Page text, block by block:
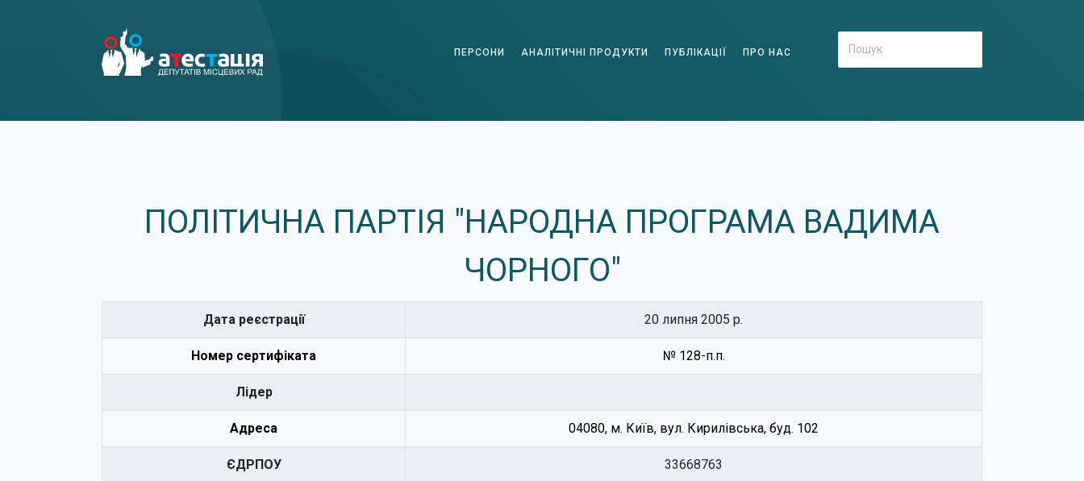
ПЕРСОНИ АНАЛІТИЧНІ ПРОДУКТИ ПУБЛІКАЦІЇ ПРО НАС
ПОЛІТИЧНА ПАРТІЯ "НАРОДНА ПРОГРАМА ВАДИМА
ЧОРНОГО"
Дата реєстрації 20 липня 2005 р.
Номер сертифіката № 128-п.п.
Лідер
Адреса 04080, м. Київ, вул. Кирилівська, буд. 102
ЄДРПОУ 33668763